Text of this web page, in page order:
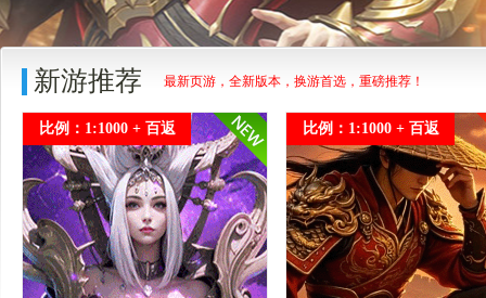
新游推荐 最新页游，全新版本，换游首选，重磅推荐！
比例：1:1000 + 百返 比例：1:1000 + 百返